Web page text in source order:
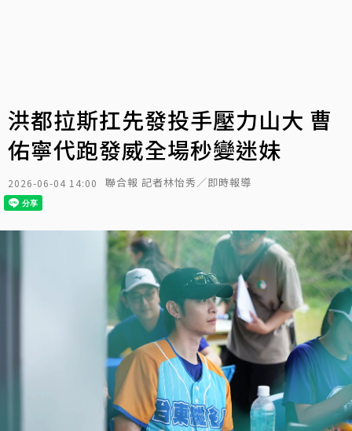
洪都拉斯扛先發投手壓力山大 曹
佑寧代跑發威全場秒變迷妹
2026-06-04 14:00 聯合報 記者林怡秀／即時報導